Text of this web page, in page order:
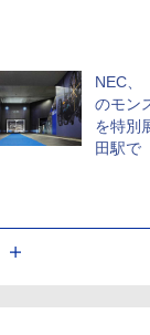
NEC、
のモン
を特別
田駅で